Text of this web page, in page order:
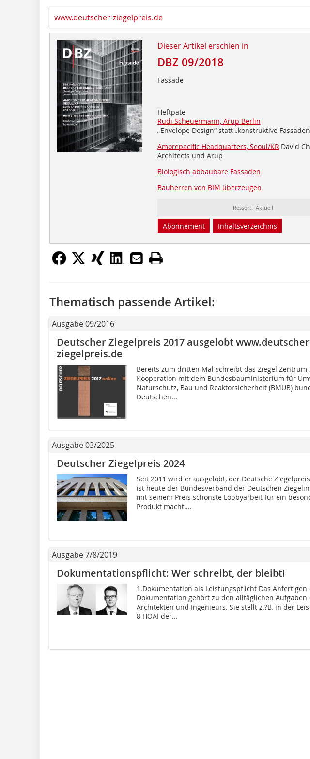
www.deutscher-ziegelpreis.de
Dieser Artikel erschien in
DBZ 09/2018
Fassade
Heftpate
Rudi Scheuermann, Arup Berlin
„Envelope Design“ statt „konstruktive
Amorepacific Headquarters, Seoul/KR David
Architects und Arup
Biologisch abbaubare Fassaden
Bauherren von BIM überzeugen
Ressort: Aktuell
Abonnement Inhaltsverzeichnis
Thematisch passende Artikel:
Ausgabe 09/2016
Deutscher Ziegelpreis 2017 ausgelobt
ziegelpreis.de
Bereits zum dritten Mal schreibt das Ziegel Zentrum
Kooperation mit dem Bundesbauministerium für
Naturschutz, Bau und Reaktorsicherheit (BMUB)
Deutschen...
Ausgabe 03/2025
Deutscher Ziegelpreis 2024
Seit 2011 wird er ausgelobt, der Deutsche
ist heute der Bundesverband der Deutschen
mit seinem Preis schönste Lobbyarbeit für ein
Produkt macht....
Ausgabe 7/8/2019
Dokumentationspflicht: Wer schreibt, der bleibt!
1.Dokumentation als Leistungspflicht Das Anfertigen
Dokumentation gehört zu den alltäglichen Aufgaben
Architekten und Ingenieurs. Sie stellt z.?B. in der
8 HOAI der...